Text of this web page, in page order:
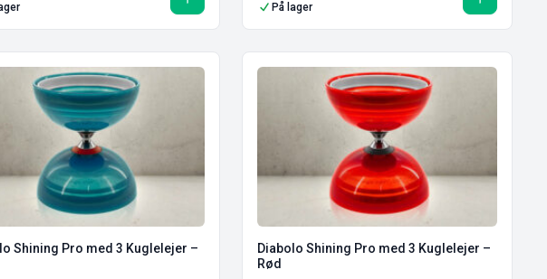
På lager
Shining Pro med 3 Kuglelejer –
Diabolo Shining Pro med 3 Kuglelejer –
Rød